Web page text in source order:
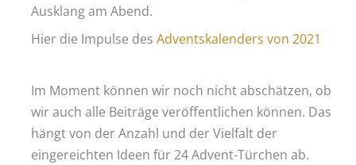
Ausklang am Abend.
Hier die Impulse des Adventskalenders von 2021
Im Moment können wir noch nicht abschätzen, ob
wir auch alle Beiträge veröffentlichen können. Das
hängt von der Anzahl und der Vielfalt der
eingereichten Ideen für 24 Advent-Türchen ab.